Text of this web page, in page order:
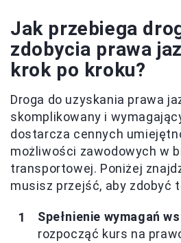
Jak przebiega
zdobycia prawa
krok po kroku?
Droga do uzyskania prawa
skomplikowany i
dostarcza cennych
możliwości zawodowych w
transportowej. Poniżej
musisz przejść, aby zdobyć
Spełnienie wymagań
rozpocząć kurs na